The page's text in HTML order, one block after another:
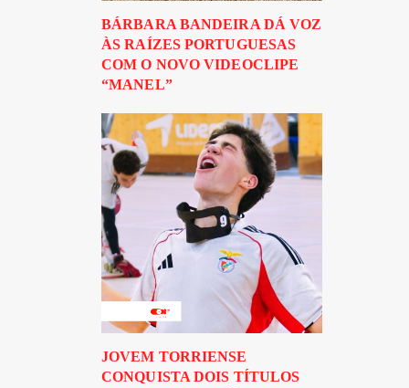
BÁRBARA BANDEIRA DÁ VOZ
ÀS RAÍZES PORTUGUESAS
COM O NOVO VIDEOCLIPE
“MANEL”
JOVEM TORRIENSE
CONQUISTA DOIS TÍTULOS